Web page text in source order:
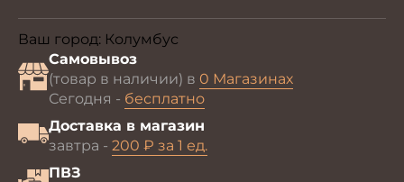
Ваш город: Колумбус
Самовывоз
(товар в наличии) в 0 Магазинах
Сегодня - бесплатно
Доставка в магазин
завтра - 200 ₽ за 1 ед.
ПВЗ